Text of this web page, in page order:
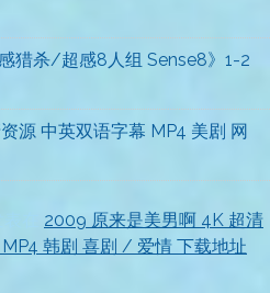
猎杀/超感8人组 Sense8》1-2
源 中英双语字幕 MP4 美剧 网
2009 原来是美男啊 4K 超清
韩剧 喜剧 / 爱情 下载地址